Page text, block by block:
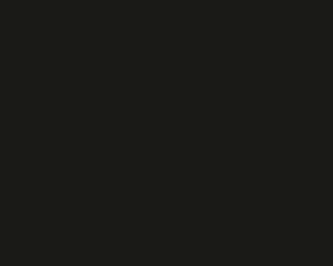
ao clube de assédio moral. A
multa, FGTS e verbas